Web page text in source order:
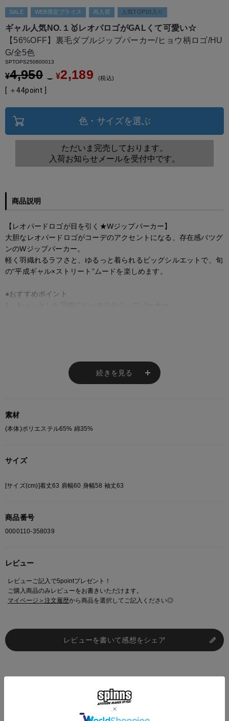
SALE WEB限定プライス 再入荷 人気TOP10入り
ギャル人気NO.１🥇レオパロゴがGALくて可愛い☆
【56%OFF】裏毛ダブルジップパーカー/ヒョウ柄ロゴ/HU
G/全5色
SPTOPS250800013
¥4,950 → ¥2,189 税込
[ ＋44point ]
色・サイズを選ぶ
ただいま完売しております。
入荷お知らせメールを受付中です。
商品説明
【レオパードロゴが目を引く★Wジップパーカー】
大胆なレオパードロゴがコーデのアクセントになる、存在感バツグ
ンのWジップパーカー。
軽く羽織れるラフさと、ゆるっと着られるビッグシルエットで、旬
の“平成ギャル×ストリート”ムードを楽しめます。
●おすすめポイント
・ガールズストリート
※ご注意
モニターの設定状況によって、実際の商品と 若干色が異なる場合がございま
総柄の商品は使用している生地の部分によって 写真と異なる場合がございま
ご迷惑をお掛け致しますが 何卒ご了承下さいますようお願い致します。
続きを見る
素材
(本体)ポリエステル65% 綿35%
サイズ
[サイズ(cm)]着丈63 肩幅60 身幅58 袖丈63
商品番号
0000110-358039
レビュー
レビューご記入で5pointプレゼント！
ご購入商品のみレビューをお書きいただけます。
マイページ＞注文履歴から商品を選択してご記入ください◎
レビューを書いて感想をシェア
買うなら一緒にコレもどう？